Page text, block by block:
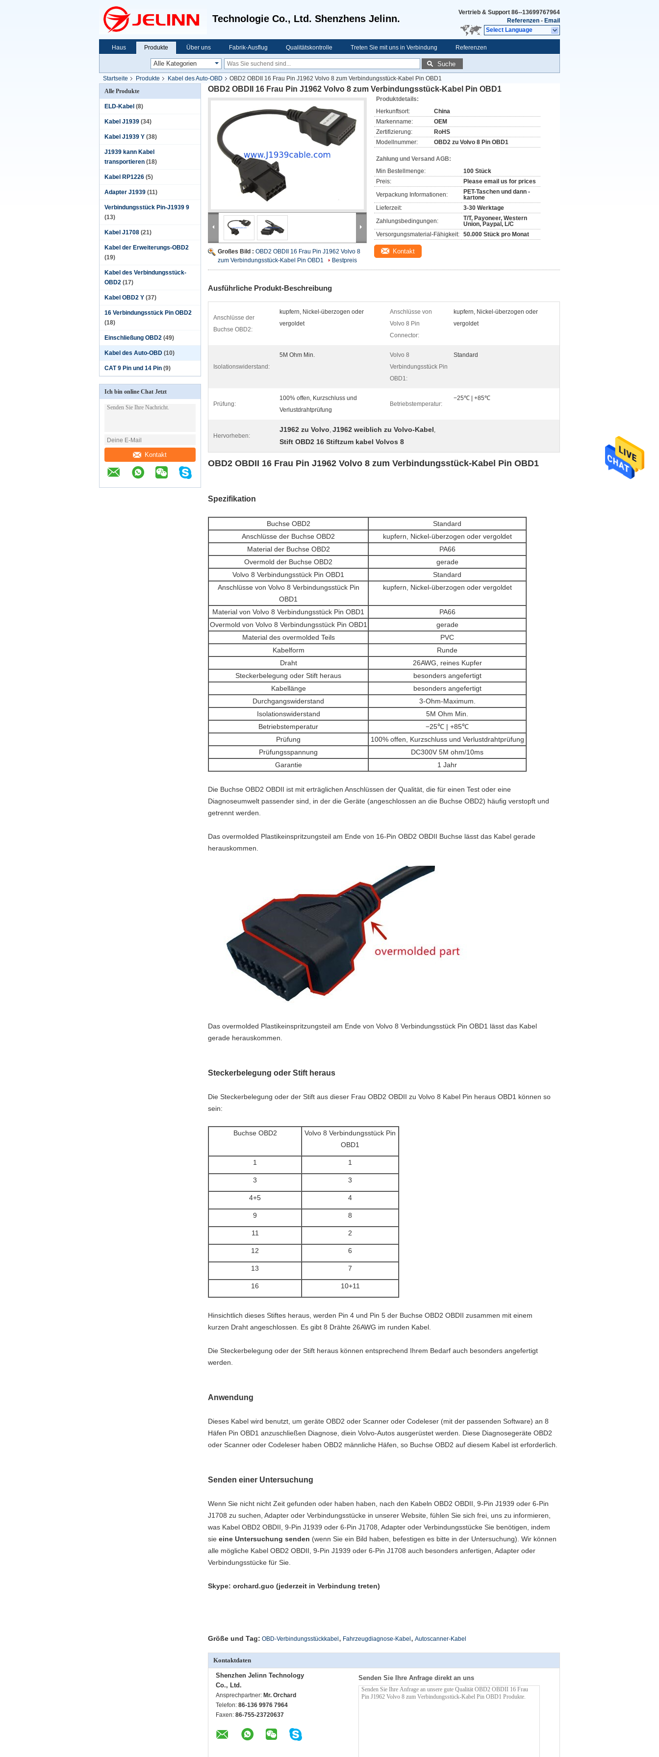
Technologie Co., Ltd. Shenzhens Jelinn.
Vertrieb & Support 86--13699767964
Referenzen - Email
Select Language
Haus Produkte Über uns Fabrik-Ausflug Qualitätskontrolle Treten Sie mit uns in Verbindung Referenzen
Suche
Startseite Produkte Kabel des Auto-OBD
OBD2 OBDII 16 Frau Pin J1962 Volvo 8 zum Verbindungsstück-Kabel Pin OBD1
Alle Produkte
ELD-Kabel (8)
Kabel J1939 (34)
Kabel J1939 Y (38)
J1939 kann Kabel
transportieren (18)
Kabel RP1226 (5)
Adapter J1939 (11)
Verbindungsstück Pin-J1939 9
(13)
Kabel J1708 (21)
Kabel der Erweiterungs-OBD2
(19)
Kabel des Verbindungsstück-
OBD2 (17)
Kabel OBD2 Y (37)
16 Verbindungsstück Pin OBD2
(18)
Einschließung OBD2 (49)
Kabel des Auto-OBD (10)
CAT 9 Pin und 14 Pin (9)
Ich bin online Chat Jetzt
Kontakt
OBD2 OBDII 16 Frau Pin J1962 Volvo 8 zum Verbindungsstück-Kabel Pin OBD1
Großes Bild : OBD2 OBDII 16 Frau Pin J1962 Volvo 8
zum Verbindungsstück-Kabel Pin OBD1
Bestpreis
Produktdetails:
Herkunftsort:
China
Markenname:
OEM
Zertifizierung:
RoHS
Modellnummer:
OBD2 zu Volvo 8 Pin OBD1
Zahlung und Versand AGB:
Min Bestellmenge:
100 Stück
Preis:
Please email us for prices
Verpackung Informationen:
PET-Taschen und dann -
kartone
Lieferzeit:
3-30 Werktage
Zahlungsbedingungen:
T/T, Payoneer, Western
Union, Paypal, L/C
Versorgungsmaterial-Fähigkeit: 50.000 Stück pro Monat
Kontakt
Ausführliche Produkt-Beschreibung
Anschlüsse der
Buchse OBD2:
kupfern, Nickel-überzogen oder
vergoldet
Anschlüsse von
Volvo 8 Pin
Connector:
kupfern, Nickel-überzogen oder
vergoldet
Isolationswiderstand:
5M Ohm Min.
Volvo 8
Verbindungsstück Pin
OBD1:
Standard
Prüfung:
100% offen, Kurzschluss und
Verlustdrahtprüfung
Betriebstemperatur:
−25℃ | +85℃
Hervorheben:
J1962 zu Volvo, J1962 weiblich zu Volvo-Kabel,
Stift OBD2 16 Stiftzum kabel Volvos 8
OBD2 OBDII 16 Frau Pin J1962 Volvo 8 zum Verbindungsstück-Kabel Pin OBD1
Spezifikation
Buchse OBD2
Standard
Anschlüsse der Buchse OBD2
kupfern, Nickel-überzogen oder vergoldet
Material der Buchse OBD2
PA66
Overmold der Buchse OBD2
gerade
Volvo 8 Verbindungsstück Pin OBD1
Standard
Anschlüsse von Volvo 8 Verbindungsstück Pin
OBD1
kupfern, Nickel-überzogen oder vergoldet
Material von Volvo 8 Verbindungsstück Pin OBD1
PA66
Overmold von Volvo 8 Verbindungsstück Pin OBD1
gerade
Material des overmolded Teils
PVC
Kabelform
Runde
Draht
26AWG, reines Kupfer
Steckerbelegung oder Stift heraus
besonders angefertigt
Kabellänge
besonders angefertigt
Durchgangswiderstand
3-Ohm-Maximum.
Isolationswiderstand
5M Ohm Min.
Betriebstemperatur
−25℃ | +85℃
Prüfung
100% offen, Kurzschluss und Verlustdrahtprüfung
Prüfungsspannung
DC300V 5M ohm/10ms
Garantie
1 Jahr
Die Buchse OBD2 OBDII ist mit erträglichen Anschlüssen der Qualität, die für einen Test oder eine
Diagnoseumwelt passender sind, in der die Geräte (angeschlossen an die Buchse OBD2) häufig verstopft und
getrennt werden.
Das overmolded Plastikeinspritzungsteil am Ende von 16-Pin OBD2 OBDII Buchse lässt das Kabel gerade
herauskommen.
Das overmolded Plastikeinspritzungsteil am Ende von Volvo 8 Verbindungsstück Pin OBD1 lässt das Kabel
gerade herauskommen.
Steckerbelegung oder Stift heraus
Die Steckerbelegung oder der Stift aus dieser Frau OBD2 OBDII zu Volvo 8 Kabel Pin heraus OBD1 können so
sein:
Buchse OBD2
Volvo 8 Verbindungsstück Pin
OBD1
1 1
3 3
4+5 4
9 8
11 2
12 6
13 7
16 10+11
Hinsichtlich dieses Stiftes heraus, werden Pin 4 und Pin 5 der Buchse OBD2 OBDII zusammen mit einem
kurzen Draht angeschlossen. Es gibt 8 Drähte 26AWG im runden Kabel.
Die Steckerbelegung oder der Stift heraus können entsprechend Ihrem Bedarf auch besonders angefertigt
werden.
Anwendung
Dieses Kabel wird benutzt, um geräte OBD2 oder Scanner oder Codeleser (mit der passenden Software) an 8
Häfen Pin OBD1 anzuschließen Diagnose, diein Volvo-Autos ausgerüstet werden. Diese Diagnosegeräte OBD2
oder Scanner oder Codeleser haben OBD2 männliche Häfen, so Buchse OBD2 auf diesem Kabel ist erforderlich.
Senden einer Untersuchung
Wenn Sie nicht nicht Zeit gefunden oder haben haben, nach den Kabeln OBD2 OBDII, 9-Pin J1939 oder 6-Pin
J1708 zu suchen, Adapter oder Verbindungsstücke in unserer Website, fühlen Sie sich frei, uns zu informieren,
was Kabel OBD2 OBDII, 9-Pin J1939 oder 6-Pin J1708, Adapter oder Verbindungsstücke Sie benötigen, indem
sie eine Untersuchung senden (wenn Sie ein Bild haben, befestigen es bitte in der Untersuchung). Wir können
alle mögliche Kabel OBD2 OBDII, 9-Pin J1939 oder 6-Pin J1708 auch besonders anfertigen, Adapter oder
Verbindungsstücke für Sie.
Skype: orchard.guo (jederzeit in Verbindung treten)
Größe und Tag: OBD-Verbindungsstückkabel , Fahrzeugdiagnose-Kabel , Autoscanner-Kabel
Kontaktdaten
Shenzhen Jelinn Technology
Co., Ltd.
Ansprechpartner: Mr. Orchard
Telefon: 86-136 9976 7964
Faxen: 86-755-23720637
Senden Sie Ihre Anfrage direkt an uns